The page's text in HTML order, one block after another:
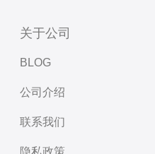
关于公司
BLOG
公司介绍
联系我们
隐私政策